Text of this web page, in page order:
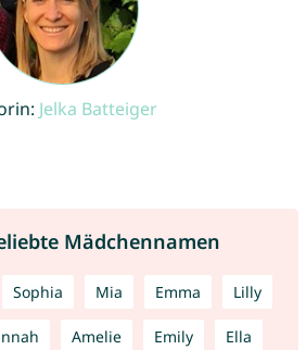
Jelka Batteiger
Mädchennamen
Sophia Mia Emma Lilly
Amelie Emily Ella